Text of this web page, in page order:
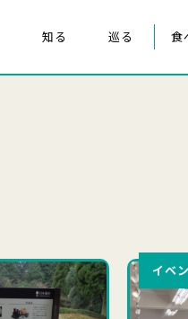
知る
桑都物語について
巡る
八王子まつり
食
イベ